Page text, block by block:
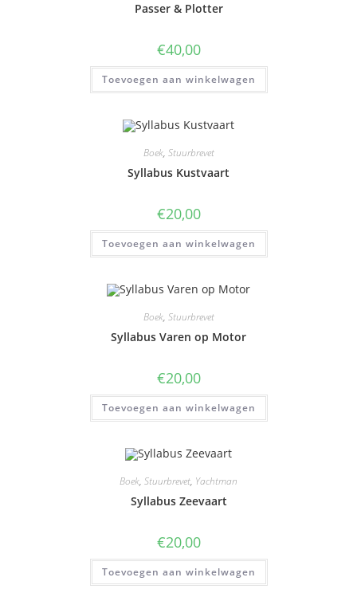
Passer & Plotter
€40,00
Toevoegen aan winkelwagen
Boek, Stuurbrevet
Syllabus Kustvaart
€20,00
Toevoegen aan winkelwagen
Boek, Stuurbrevet
Syllabus Varen op Motor
€20,00
Toevoegen aan winkelwagen
Boek, Stuurbrevet, Yachtman
Syllabus Zeevaart
€20,00
Toevoegen aan winkelwagen